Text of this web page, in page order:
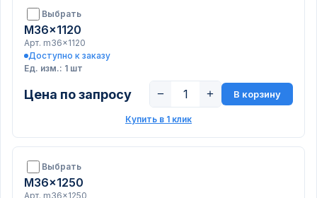
Выбрать
M36x1120
Арт. m36x1120
Доступно к заказу
Ед. изм.: 1 шт
Цена по запросу − + В корзину
Купить в 1 клик
Выбрать
M36x1250
Арт. m36x1250